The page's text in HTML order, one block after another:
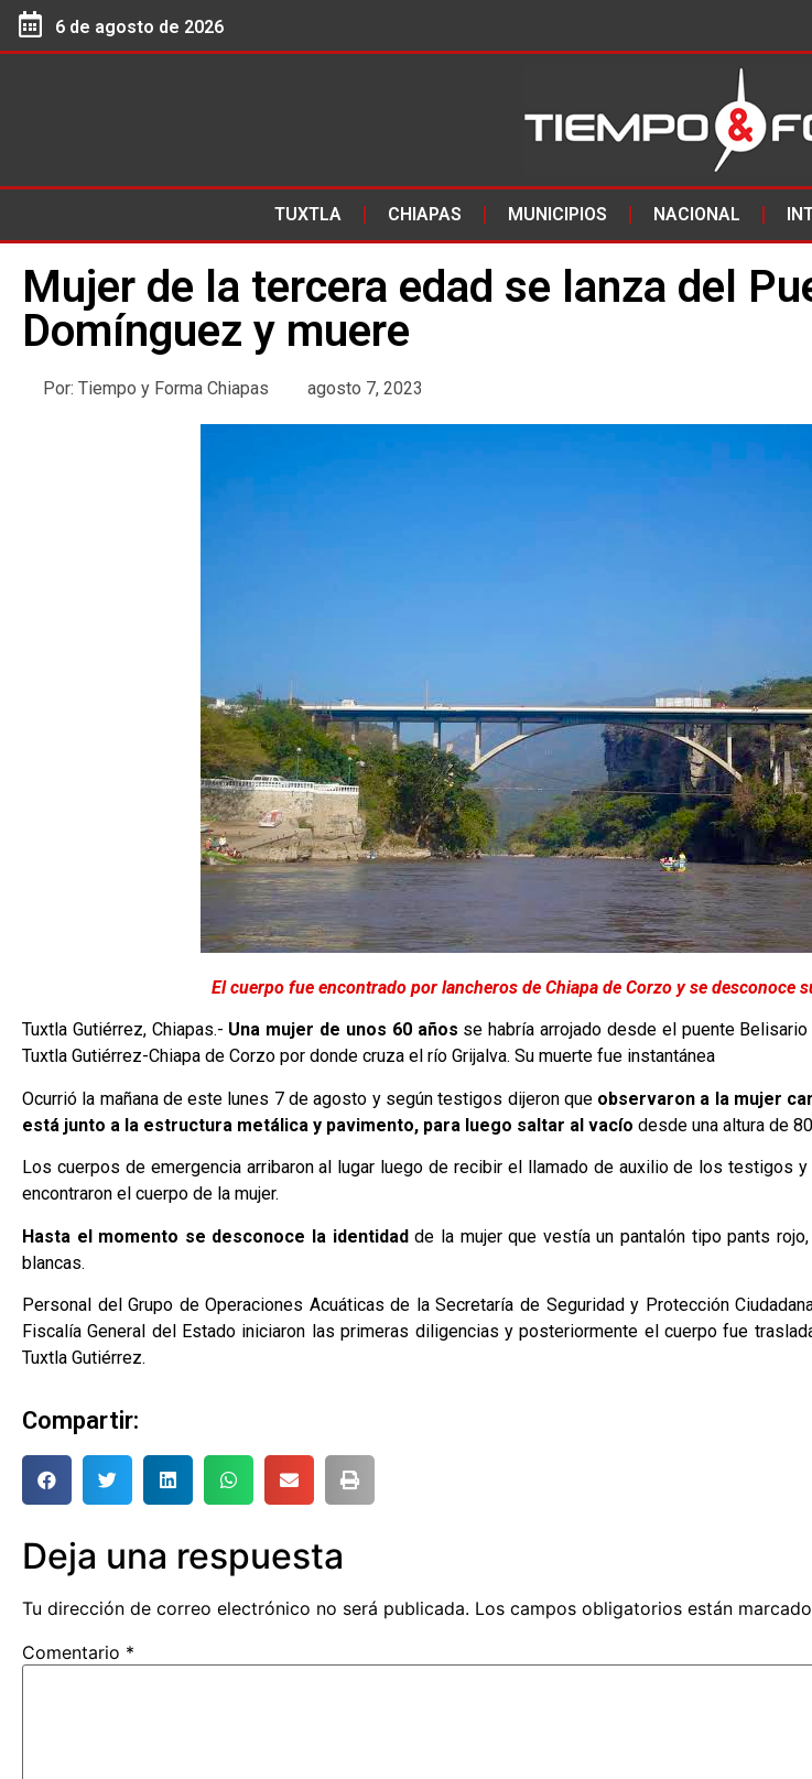
6 de agosto de 2026
TUXTLA CHIAPAS MUNICIPIOS NACIONAL
Mujer de la tercera edad se lanza del
Domínguez y muere
Por: Tiempo y Forma Chiapas agosto 7, 2023
El cuerpo fue encontrado por lancheros de Chiapa de Corzo y se desconoce
Tuxtla Gutiérrez, Chiapas.- Una mujer de unos 60 años se habría arrojado desde el puente
Tuxtla Gutiérrez-Chiapa de Corzo por donde cruza el río Grijalva. Su muerte fue instantánea
Ocurrió la mañana de este lunes 7 de agosto y según testigos dijeron que observaron a la mujer
está junto a la estructura metálica y pavimento, para luego saltar al vacío desde una altura de
Los cuerpos de emergencia arribaron al lugar luego de recibir el llamado de auxilio de los testigos
encontraron el cuerpo de la mujer.
Hasta el momento se desconoce la identidadde la mujer que vestía un pantalón tipo pants
blancas.
Personal del Grupo de Operaciones Acuáticas de la Secretaría de Seguridad y Protección
Fiscalía General del Estado iniciaron las primeras diligencias y posteriormente el cuerpo fue
Tuxtla Gutiérrez.
Compartir:
Deja una respuesta
Tu dirección de correo electrónico no será publicada. Los campos obligatorios están
Comentario *